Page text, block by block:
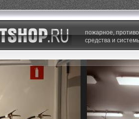
пожарное,
средства и